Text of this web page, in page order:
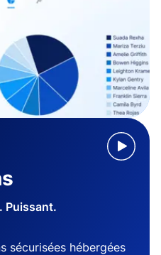
Puissant.
sécurisées hébergées